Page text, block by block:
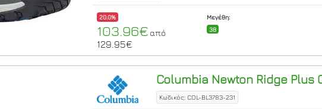
20.0%
103.96€ από
129.95€
Μεγέθη:
38
Columbia Newton Ridge Plus
Κωδικός: COL-BL3783-231